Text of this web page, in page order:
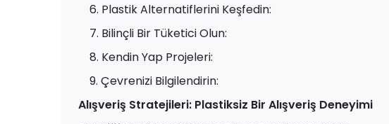
6. Plastik Alternatiflerini Keşfedin:
7. Bilinçli Bir Tüketici Olun:
8. Kendin Yap Projeleri:
9. Çevrenizi Bilgilendirin:
Alışveriş Stratejileri: Plastiksiz Bir Alışveriş Deneyimi